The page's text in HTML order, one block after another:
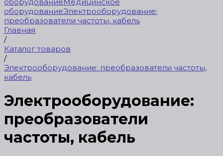
оборудованиеЭлектрооборудование:
преобразователи частоты, кабель
Главная
/
Каталог товаров
/
Электрооборудование: преобразователи частоты,
кабель
Электрооборудование:
преобразователи
частоты, кабель